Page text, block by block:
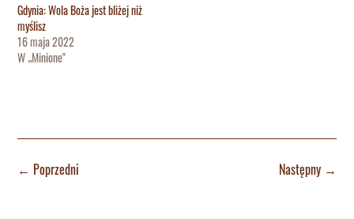
Gdynia: Wola Boża jest bliżej niż
myślisz
16 maja 2022
W „Minione"
← Poprzedni Następny→